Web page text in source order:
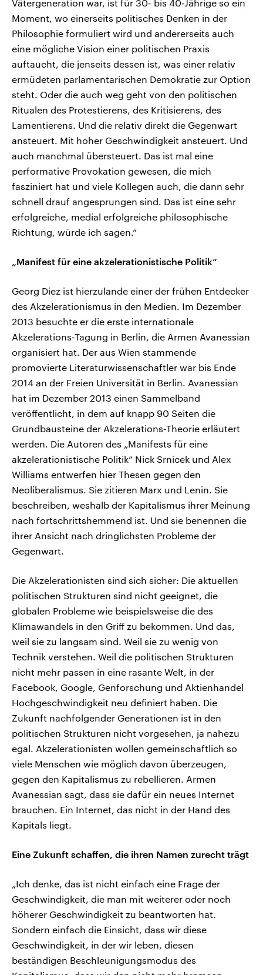
Vätergeneration war, ist für 30- bis 40-Jährige so ein
Moment, wo einerseits politisches Denken in der
Philosophie formuliert wird und andererseits auch
eine mögliche Vision einer politischen Praxis
auftaucht, die jenseits dessen ist, was einer relativ
ermüdeten parlamentarischen Demokratie zur Option
steht. Oder die auch weg geht von den politischen
Ritualen des Protestierens, des Kritisierens, des
Lamentierens. Und die relativ direkt die Gegenwart
ansteuert. Mit hoher Geschwindigkeit ansteuert. Und
auch manchmal übersteuert. Das ist mal eine
performative Provokation gewesen, die mich
fasziniert hat und viele Kollegen auch, die dann sehr
schnell drauf angesprungen sind. Das ist eine sehr
erfolgreiche, medial erfolgreiche philosophische
Richtung, würde ich sagen.“
„Manifest für eine akzelerationistische Politik“
Georg Diez ist hierzulande einer der frühen Entdecker
des Akzelerationismus in den Medien. Im Dezember
2013 besuchte er die erste internationale
Akzelerations‑Tagung in Berlin, die Armen Avanessian
organisiert hat. Der aus Wien stammende
promovierte Literaturwissenschaftler war bis Ende
2014 an der Freien Universität in Berlin. Avanessian
hat im Dezember 2013 einen Sammelband
veröffentlicht, in dem auf knapp 90 Seiten die
Grundbausteine der Akzelerations‑Theorie erläutert
werden. Die Autoren des „Manifests für eine
akzelerationistische Politik“ Nick Srnicek und Alex
Williams entwerfen hier Thesen gegen den
Neoliberalismus. Sie zitieren Marx und Lenin. Sie
beschreiben, weshalb der Kapitalismus ihrer Meinung
nach fortschrittshemmend ist. Und sie benennen die
ihrer Ansicht nach dringlichsten Probleme der
Gegenwart.
Die Akzelerationisten sind sich sicher: Die aktuellen
politischen Strukturen sind nicht geeignet, die
globalen Probleme wie beispielsweise die des
Klimawandels in den Griff zu bekommen. Und das,
weil sie zu langsam sind. Weil sie zu wenig von
Technik verstehen. Weil die politischen Strukturen
nicht mehr passen in eine rasante Welt, in der
Facebook, Google, Genforschung und Aktienhandel
Hochgeschwindigkeit neu definiert haben. Die
Zukunft nachfolgender Generationen ist in den
politischen Strukturen nicht vorgesehen, ja nahezu
egal. Akzelerationisten wollen gemeinschaftlich so
viele Menschen wie möglich davon überzeugen,
gegen den Kapitalismus zu rebellieren. Armen
Avanessian sagt, dass sie dafür ein neues Internet
brauchen. Ein Internet, das nicht in der Hand des
Kapitals liegt.
Eine Zukunft schaffen, die ihren Namen zurecht trägt
„Ich denke, das ist nicht einfach eine Frage der
Geschwindigkeit, die man mit weiterer oder noch
höherer Geschwindigkeit zu beantworten hat.
Sondern einfach die Einsicht, dass wir diese
Geschwindigkeit, in der wir leben, diesen
beständigen Beschleunigungsmodus des